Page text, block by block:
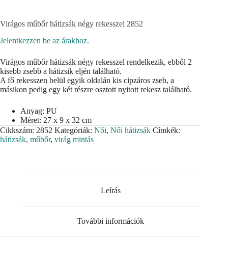
Virágos műbőr hátizsák négy rekesszel 2852
Jelentkezzen be az árakhoz.
Virágos műbőr hátizsák négy rekesszel rendelkezik, ebből 2
kisebb zsebb a hátizsik eljén található.
A fő rekesszen belül egyik oldalán kis cipzáros zseb, a
másikon pedig egy két részre osztott nyitott rekesz található.
Anyag: PU
Méret: 27 x 9 x 32 cm
Cikkszám: 2852 Kategóriák: Női, Női hátizsák Címkék:
hátizsák, műbőr, virág mintás
Leírás
További információk